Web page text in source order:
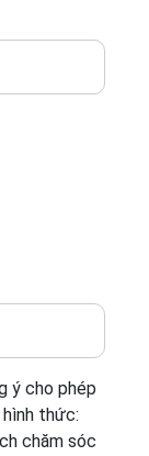
ý cho phép
thức:
chăm sóc